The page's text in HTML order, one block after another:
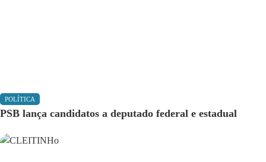
POLÍTICA
PSB lança candidatos a deputado federal e estadual